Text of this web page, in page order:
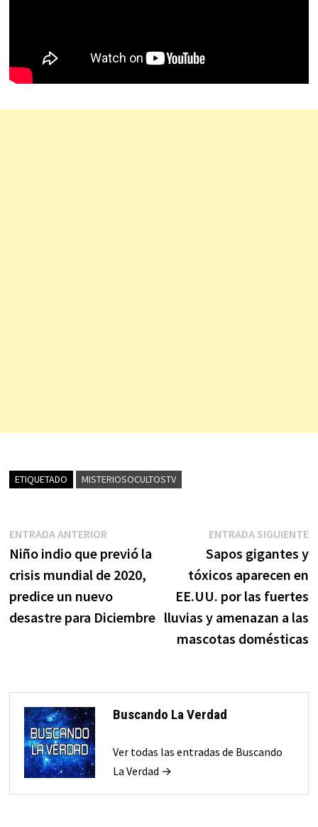
ETIQUETADO MISTERIOSOCULTOSTV
Navegación
de
entradas
ENTRADA ANTERIOREntrada
anterior:
Niño indio que previó la
crisis mundial de 2020,
predice un nuevo
desastre para Diciembre
ENTRADA SIGUIENTE
Sapos gigantes y
tóxicos aparecen en
EE.UU. por las fuertes
lluvias y amenazan a las
mascotas domésticas
Buscando La Verdad
Ver todas las entradas de Buscando
La Verdad →